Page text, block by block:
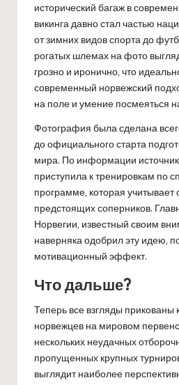
исторический багаж в
викинга давно стал частью
от зимних видов спорта до
рогатых шлемах на фото
грозно и иронично, что
современный норвежский
на поле и умение посмеяться
Фотография была сделана
до официального старта
мира. По информации
приступила к тренировкам по
программе, которая учитывает
предстоящих соперников.
Норвегии, известный своим
наверняка одобрил эту идею,
мотивационный эффект.
Что дальше?
Теперь все взгляды прикованы
норвежцев на мировом
нескольких неудачных
пропущенных крупных
выглядит наиболее